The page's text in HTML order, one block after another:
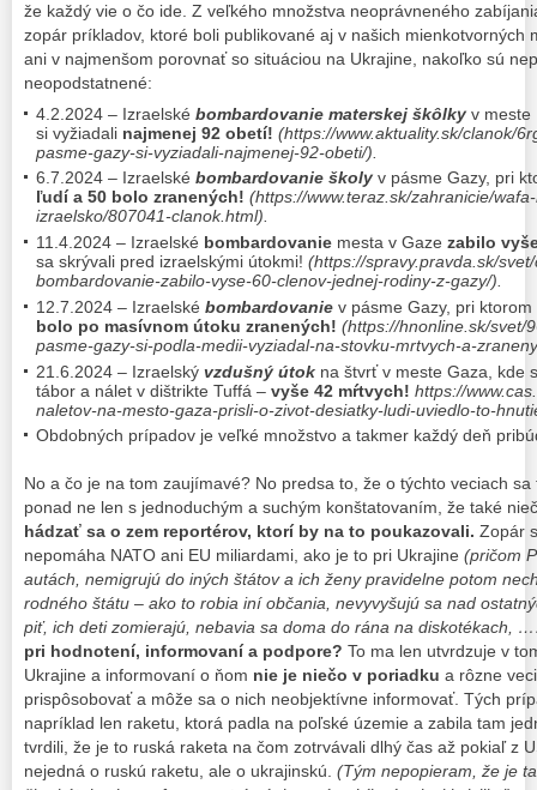
že každý vie o čo ide. Z veľkého množstva neoprávneného
zopár príkladov, ktoré boli publikované aj v našich mienkotvorných
ani v najmenšom porovnať so situáciou na Ukrajine, nakoľko sú
neopodstatnené:
4.2.2024 – Izraelské bombardovanie materskej škôlky v meste
si vyžiadali najmenej 92 obetí! (https://www.aktuality.sk/clanok/
pasme-gazy-si-vyziadali-najmenej-92-obeti/).
6.7.2024 – Izraelské bombardovanie školy v pásme Gazy, pri
ľudí a 50 bolo zranených! (https://www.teraz.sk/zahranicie/
izraelsko/807041-clanok.html).
11.4.2024 – Izraelské bombardovanie mesta v Gaze zabilo
sa skrývali pred izraelskými útokmi! (https://spravy.pravda.sk/
bombardovanie-zabilo-vyse-60-clenov-jednej-rodiny-z-gazy/).
12.7.2024 – Izraelské bombardovanie v pásme Gazy, pri ktorom
bolo po masívnom útoku zranených! (https://hnonline.sk/svet/
pasme-gazy-si-podla-medii-vyziadal-na-stovku-mrtvych-a-
21.6.2024 – Izraelský vzdušný útok na štvrť v meste Gaza, kde
tábor a nálet v dištrikte Tuffá – vyše 42 mŕtvych! https://
naletov-na-mesto-gaza-prisli-o-zivot-desiatky-ludi-uviedlo-to-
Obdobných prípadov je veľké množstvo a takmer každý deň
No a čo je na tom zaujímavé? No predsa to, že o týchto veciach
ponad ne len s jednoduchým a suchým konštatovaním, že také
hádzať sa o zem reportérov, ktorí by na to poukazovali. Zopár
nepomáha NATO ani EU miliardami, ako je to pri Ukrajine (pričom
autách, nemigrujú do iných štátov a ich ženy pravidelne potom
rodného štátu – ako to robia iní občania, nevyvyšujú sa nad
piť, ich deti zomierajú, nebavia sa doma do rána na diskotékach,
pri hodnotení, informovaní a podpore? To ma len utvrdzuje v
Ukrajine a informovaní o ňom nie je niečo v poriadku a rôzne
prispôsobovať a môže sa o nich neobjektívne informovať. Tých
napríklad len raketu, ktorá padla na poľské územie a zabila tam
tvrdili, že je to ruská raketa na čom zotrvávali dlhý čas až pokiaľ z
nejedná o ruskú raketu, ale o ukrajinskú. (Tým nepopieram, že je